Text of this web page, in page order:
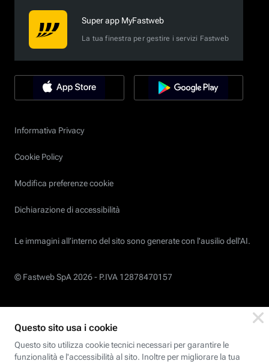
Super app MyFastweb
La tua finestra per gestire i servizi Fastweb
Informativa Privacy
Cookie Policy
Modifica preferenze cookie
Dichiarazione di accessibilità
Le immagini all’interno del sito sono generate con l'ausilio dell'AI.
© Fastweb SpA 2026 - P.IVA 12878470157